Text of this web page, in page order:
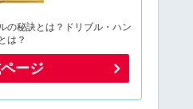
の秘訣とは？ドリブル・ハン
は？
ージ